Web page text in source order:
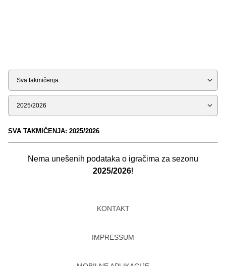
Tip
Sezona
SVA TAKMIČENJA: 2025/2026
Nema unešenih podataka o igračima za sezonu
2025/2026!
KONTAKT
IMPRESSUM